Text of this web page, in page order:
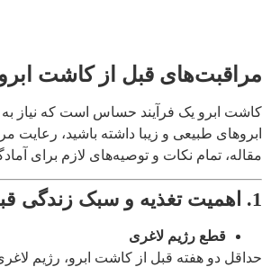
مراقبت‌های قبل از کاشت ابرو:
کاشت ابرو یک فرآیند حساس است که نیاز به
ابروهای طبیعی و زیبا داشته باشید،
مقاله، تمام نکات و توصیه‌های لازم برای
1. اهمیت تغذیه و سبک زندگی قبل از کاشت ابرو
قطع رژیم لاغری
حداقل دو هفته قبل از کاشت ابرو، رژیم